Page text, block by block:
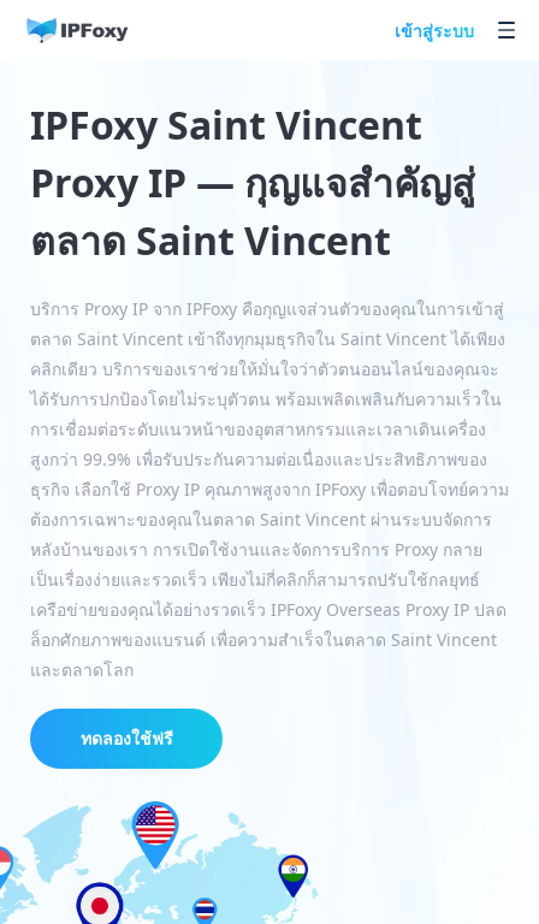
เข้าสู่ระบบ
IPFoxy Saint Vincent
Proxy IP — กุญแจสำคัญสู่
ตลาด Saint Vincent
บริการ Proxy IP จาก IPFoxy คือกุญแจส่วนตัวของคุณในการเข้าสู่
ตลาด Saint Vincent เข้าถึงทุกมุมธุรกิจใน Saint Vincent ได้เพียง
คลิกเดียว บริการของเราช่วยให้มั่นใจว่าตัวตนออนไลน์ของคุณจะ
ได้รับการปกป้องโดยไม่ระบุตัวตน พร้อมเพลิดเพลินกับความเร็วใน
การเชื่อมต่อระดับแนวหน้าของอุตสาหกรรมและเวลาเดินเครื่อง
สูงกว่า 99.9% เพื่อรับประกันความต่อเนื่องและประสิทธิภาพของ
ธุรกิจ เลือกใช้ Proxy IP คุณภาพสูงจาก IPFoxy เพื่อตอบโจทย์ความ
ต้องการเฉพาะของคุณในตลาด Saint Vincent ผ่านระบบจัดการ
หลังบ้านของเรา การเปิดใช้งานและจัดการบริการ Proxy กลาย
เป็นเรื่องง่ายและรวดเร็ว เพียงไม่กี่คลิกก็สามารถปรับใช้กลยุทธ์
เครือข่ายของคุณได้อย่างรวดเร็ว IPFoxy Overseas Proxy IP ปลด
ล็อกศักยภาพของแบรนด์ เพื่อความสำเร็จในตลาด Saint Vincent
และตลาดโลก
ทดลองใช้ฟรี